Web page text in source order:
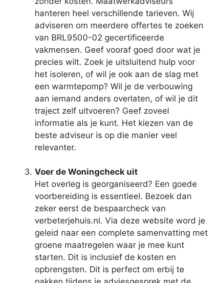
hanteren heel verschillende tarieven. Wij
adviseren om meerdere offertes te zoeken
van BRL9500-02 gecertificeerde
vakmensen. Geef vooraf goed door wat je
precies wilt. Zoek je uitsluitend hulp voor
het isoleren, of wil je ook aan de slag met
een warmtepomp? Wil je de verbouwing
aan iemand anders overlaten, of wil je dit
traject zelf uitvoeren? Geef zoveel
informatie als je kunt. Het kiezen van de
beste adviseur is op die manier veel
relevanter.
Voer de Woningcheck uit
Het overleg is georganiseerd? Een goede
voorbereiding is essentieel. Bezoek dan
zeker eerst de bespaarcheck van
verbeterjehuis.nl. Via deze website word je
geleid naar een complete samenvatting met
groene maatregelen waar je mee kunt
starten. Dit is inclusief de kosten en
opbrengsten. Dit is perfect om erbij te